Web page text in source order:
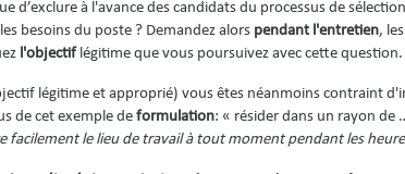
d’exclure à l'avance des candidats du processus de
besoins du poste ? Demandez alors pendant l'entretien,
l'objectif légitime que vous poursuivez avec cette question.
légitime et approprié) vous êtes néanmoins contraint
de cet exemple de formulation: « résider dans un rayon
facilement le lieu de travail à tout moment pendant les